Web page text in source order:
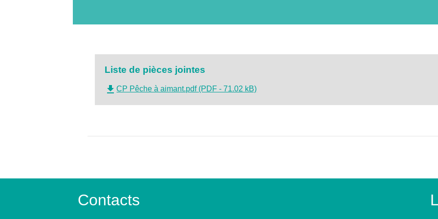
Liste de pièces jointes
file_downloadCP Pêche à aimant.pdf (PDF - 71.02 kB)
Contacts